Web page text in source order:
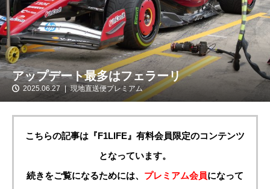
アップデート最多はフェラーリ
2025.06.27 現地直送便プレミアム
こちらの記事は『F1LIFE』有料会員限定のコンテンツ
となっています。
続きをご覧になるためには、 プレミアム会員になって